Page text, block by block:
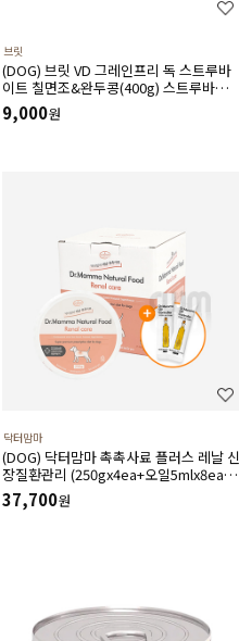
브릿
(DOG) 브릿 VD 그레인프리 독 스트루바
이트 칠면조&완두콩(400g) 스트루바이트
용해 및 칼슘 옥살레이트감소에 도움
9,000원
닥터맘마
(DOG) 닥터맘마 촉촉사료 플러스 레날 신
장질환관리 (250gx4ea+오일5mlx8ea)
저단백음식섭취,수분보충,예방및관리
37,700원